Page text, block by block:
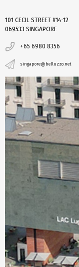
101 CECIL STREET #14-12
069533 SINGAPORE
+65 6980 8356
singapore@belluzzo.net